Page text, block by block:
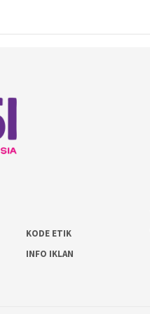
KODE ETIK
INFO IKLAN